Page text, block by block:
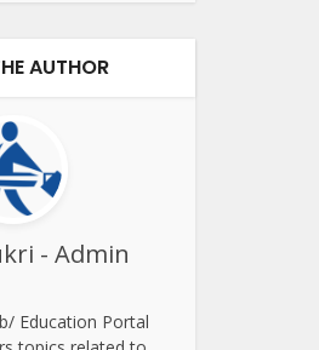
AUTHOR
- Admin
Education Portal